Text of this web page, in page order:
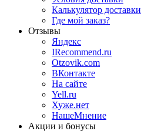
Калькулятор доставки
Где мой заказ?
Отзывы
Яндекс
IRecommend.ru
Otzovik.com
ВКонтакте
На сайте
Yell.ru
Хуже.нет
НашеМнение
Акции и бонусы